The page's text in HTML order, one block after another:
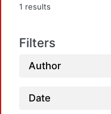
1 results
Filters
Author
Date